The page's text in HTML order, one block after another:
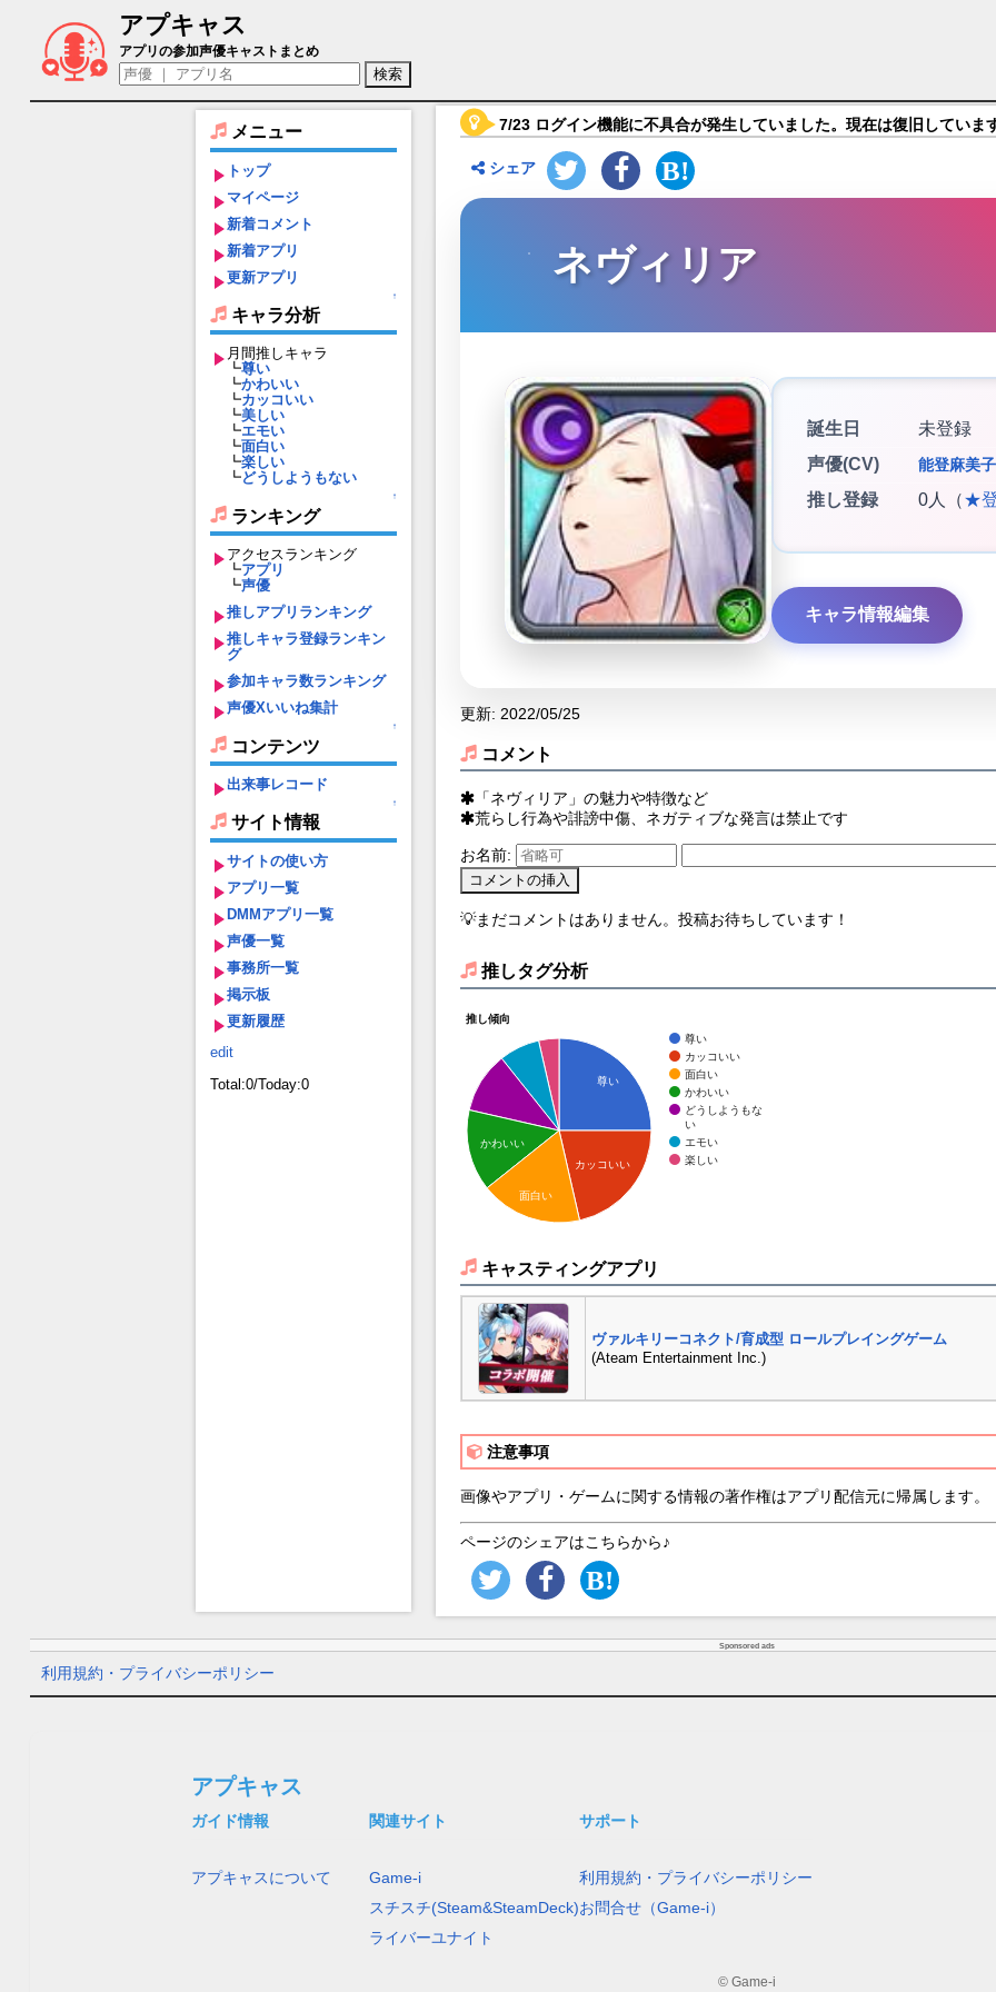
アプキャス
ネヴィリア（声優：能登麻美子)【ヴァルキリーコネクト】キャラ紹介
アプリの参加声優キャストまとめ
メニュー
トップ
マイページ
新着コメント
新着アプリ
更新アプリ
↑
キャラ分析
月間推しキャラ
┗尊い
┗かわいい
┗カッコいい
┗美しい
┗エモい
┗面白い
┗楽しい
┗どうしようもない
↑
ランキング
アクセスランキング
┗アプリ
┗声優
推しアプリランキング
推しキャラ登録ランキン
グ
参加キャラ数ランキング
声優Xいいね集計
↑
コンテンツ
出来事レコード
↑
サイト情報
サイトの使い方
アプリ一覧
DMMアプリ一覧
声優一覧
事務所一覧
掲示板
更新履歴
edit
Total:0/Today:0
7/23 ログイン機能に不具合が発生していました。現在は復旧していま
シェア
ネヴィリア
誕生日
未登録
声優(CV)
能登麻美子
推し登録 0人（★
キャラ情報編集
更新: 2022/05/25
コメント
「ネヴィリア」の魅力や特徴など
荒らし行為や誹謗中傷、ネガティブな発言は禁止です
お名前:
💡まだコメントはありません。投稿お待ちしています！
推しタグ分析
推し傾向
尊い
カッコいい
面白い
かわいい
どうしようもな
い
エモい
楽しい
尊い
カッコいい
かわいい
面白い
キャスティングアプリ
ヴァルキリーコネクト/育成型 ロールプレイングゲーム
(Ateam Entertainment Inc.)
注意事項
画像やアプリ・ゲームに関する情報の著作権はアプリ配信元に帰属します。
ページのシェアはこちらから♪
Sponsored ads
利用規約・プライバシーポリシー
アプキャス
ガイド情報
アプキャスについて
関連サイト
Game-i
スチスチ(Steam&SteamDeck)
ライバーユナイト
サポート
利用規約・プライバシーポリシー
お問合せ（Game-i）
© Game-i